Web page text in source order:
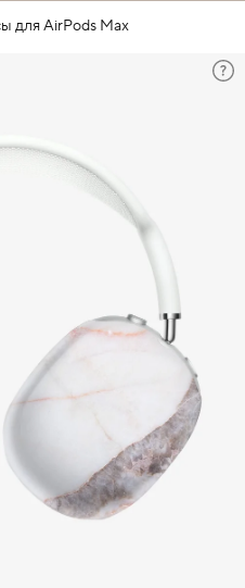
для AirPods Max